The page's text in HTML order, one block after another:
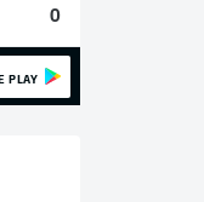
0
PLAY